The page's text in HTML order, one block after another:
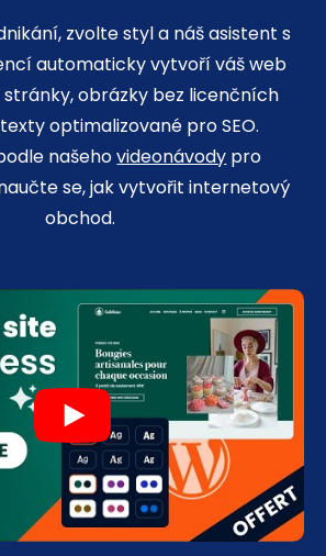
zvolte styl a náš asistent s
automaticky vytvoří váš web
obrázky bez licenčních
optimalizované pro SEO.
našehovideonávody pro
se, jak vytvořit internetový
obchod.